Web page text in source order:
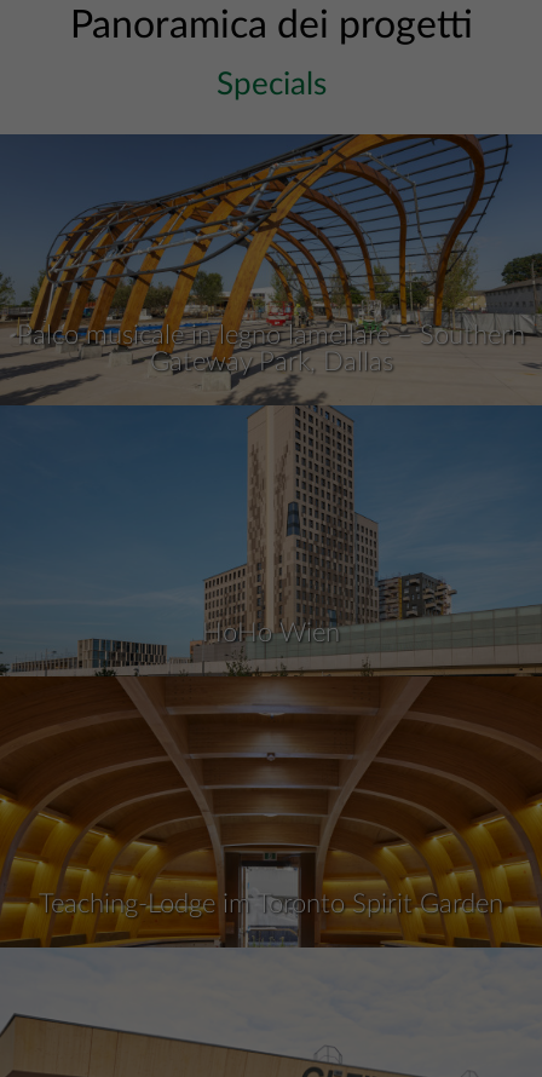
Panoramica dei progetti
Specials
Palco musicale in legno lamellare – Southern
Gateway Park, Dallas
HoHo Wien
Teaching-Lodge im Toronto Spirit Garden